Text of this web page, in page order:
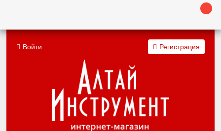
Войти Регистрация